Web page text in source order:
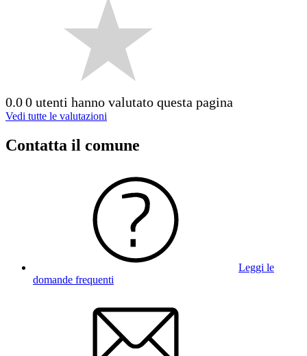
0.00 utenti hanno valutato questa pagina
Vedi tutte le valutazioni
Contatta il comune
Leggi le
domande frequenti